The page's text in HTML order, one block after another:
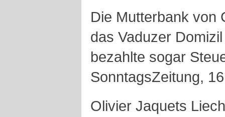
Die Mutterbank von
das Vaduzer
bezahlte sogar
SonntagsZeitung,
Olivier Jaquets